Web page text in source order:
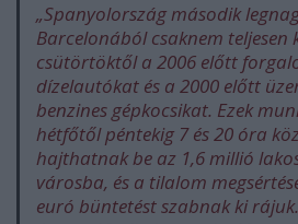
„Spanyolország második
Barcelonából csaknem
csütörtöktől a 2006 előtt
dízelautókat és a 2000 előtt
benzines gépkocsikat. Ezek
hétfőtől péntekig 7 és 20 óra
hajthatnak be az 1,6 millió
városba, és a tilalom
euró büntetést szabnak ki